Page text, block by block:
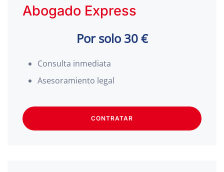
Abogado Express
Por solo 30 €
Consulta inmediata
Asesoramiento legal
CONTRATAR